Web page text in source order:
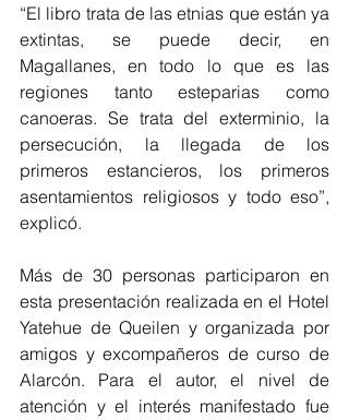
“El libro trata de las etnias que están ya
extintas, se puede decir, en
Magallanes, en todo lo que es las
regiones tanto esteparias como
canoeras. Se trata del exterminio, la
persecución, la llegada de los
primeros estancieros, los primeros
asentamientos religiosos y todo eso”,
explicó.
Más de 30 personas participaron en
esta presentación realizada en el Hotel
Yatehue de Queilen y organizada por
amigos y excompañeros de curso de
Alarcón. Para el autor, el nivel de
atención y el interés manifestado fue